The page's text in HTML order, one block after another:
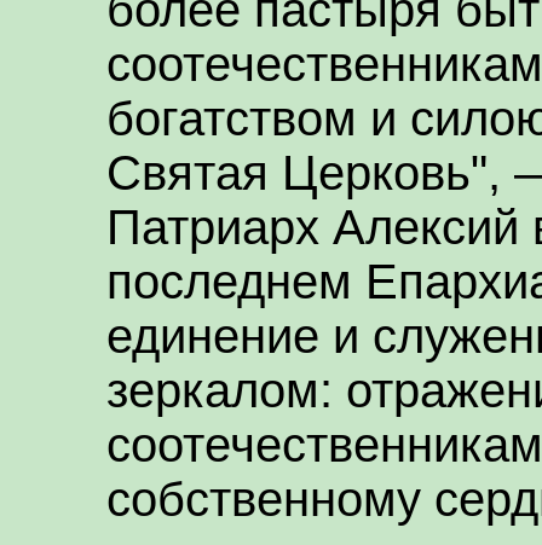
богатством и
Святая Церковь",
Патриарх
последнем
единение и
зеркалом:
собственному